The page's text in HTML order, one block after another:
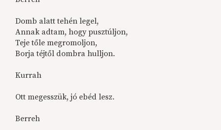
Domb alatt tehén legel,
Annak adtam, hogy pusztúljon,
Teje tőle megromoljon,
Borja téjtől dombra hulljon.
Kurrah
Ott megesszük, jó ebéd lesz.
Berreh